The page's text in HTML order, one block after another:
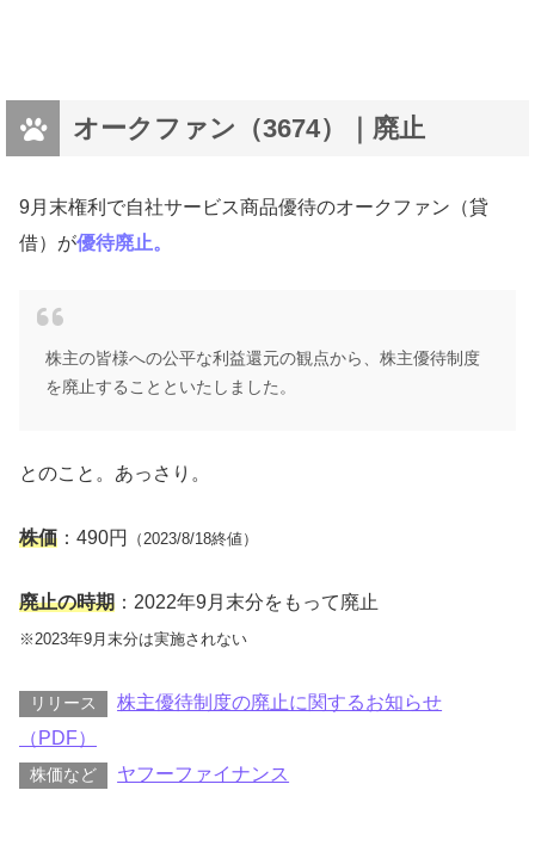
オークファン（3674）｜廃止
9月末権利で自社サービス商品優待のオークファン（貸
借）が優待廃止。
株主の皆様への公平な利益還元の観点から、株主優待制度
を廃止することといたしました。
とのこと。あっさり。
株価 ：490円 （2023/8/18終値）
廃止の時期 ：2022年9月末分をもって廃止
※2023年9月末分は実施されない
リリース
株主優待制度の廃止に関するお知らせ
（PDF）
株価など ヤフーファイナンス